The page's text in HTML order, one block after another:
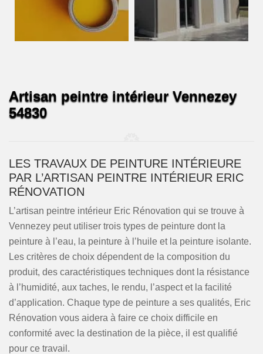
Artisan peintre intérieur Vennezey
54830
LES TRAVAUX DE PEINTURE INTÉRIEURE
PAR L’ARTISAN PEINTRE INTÉRIEUR ERIC
RÉNOVATION
L’artisan peintre intérieur Eric Rénovation qui se trouve à
Vennezey peut utiliser trois types de peinture dont la
peinture à l’eau, la peinture à l’huile et la peinture isolante.
Les critères de choix dépendent de la composition du
produit, des caractéristiques techniques dont la résistance
à l’humidité, aux taches, le rendu, l’aspect et la facilité
d’application. Chaque type de peinture a ses qualités, Eric
Rénovation vous aidera à faire ce choix difficile en
conformité avec la destination de la pièce, il est qualifié
pour ce travail.